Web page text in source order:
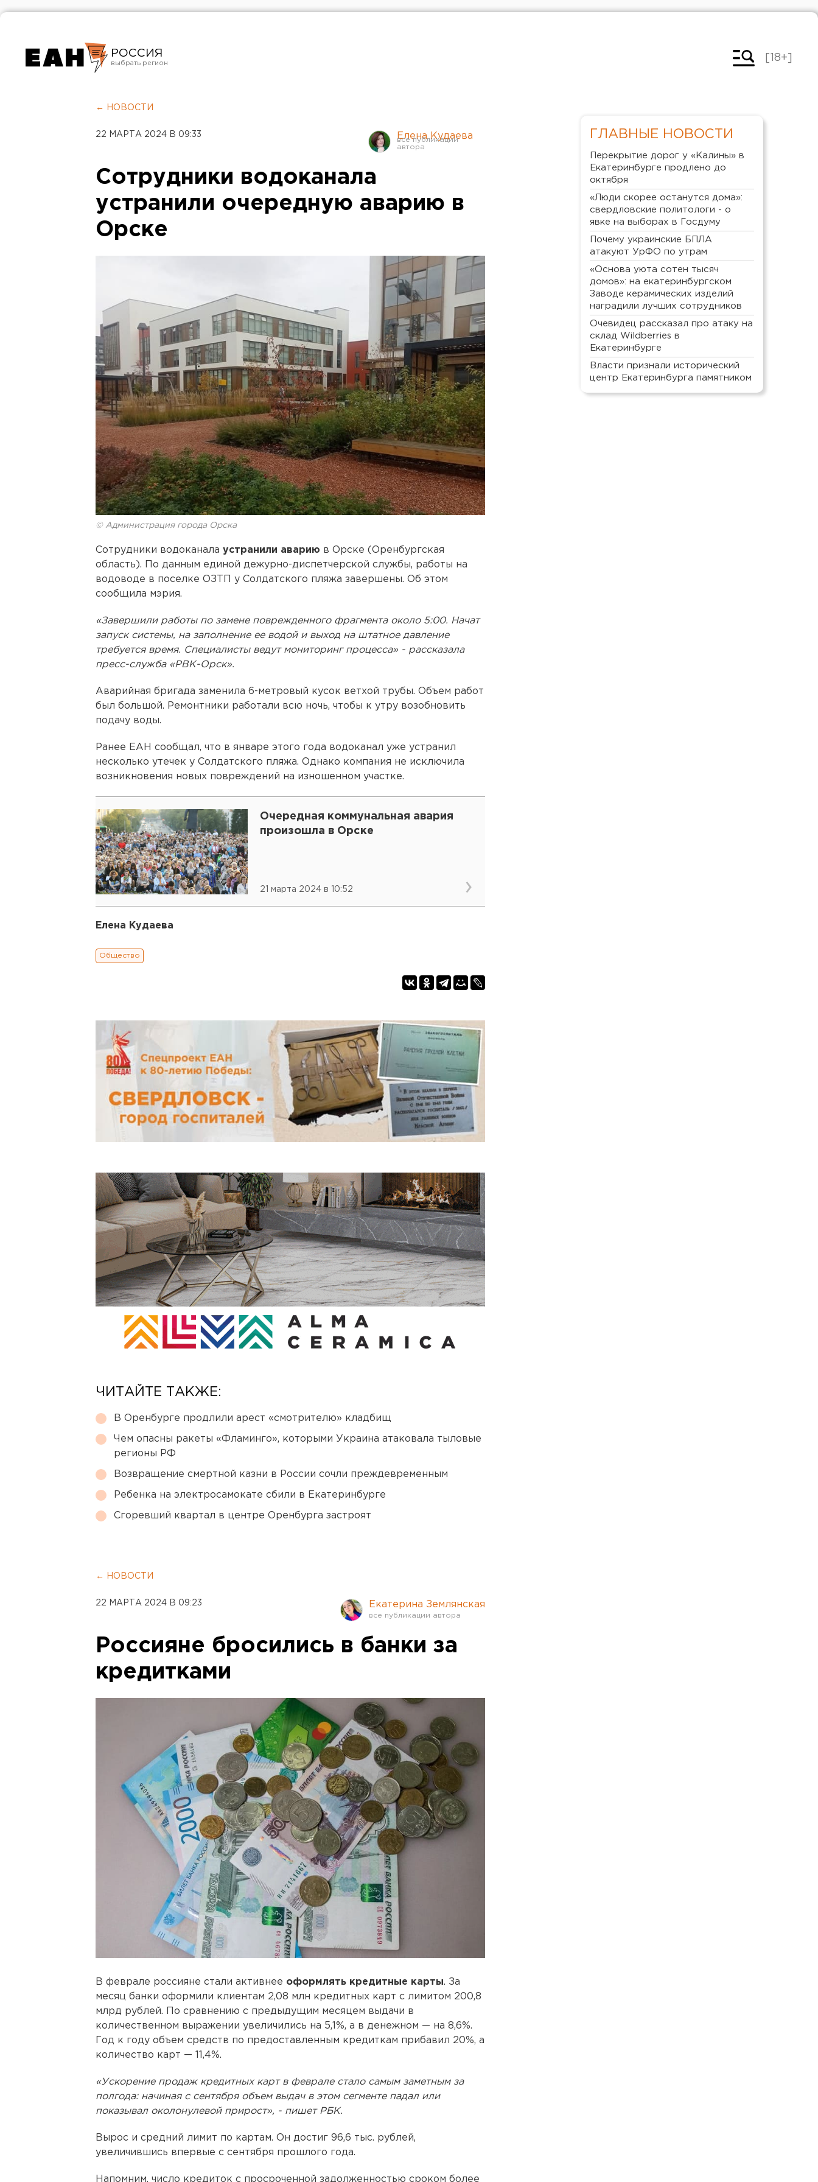
РОССИЯ
Челябинск
[18+]
← НОВОСТИ
22 МАРТА 2024 В 09:33 Елена Кудаева
Сотрудники водоканала
устранили очередную аварию в
Орске
© Администрация города Орска
Сотрудники водоканала устранили аварию в Орске (Оренбургская
область). По данным единой дежурно-диспетчерской службы, работы на
водоводе в поселке ОЗТП у Солдатского пляжа завершены. Об этом
сообщила мэрия.
«Завершили работы по замене поврежденного фрагмента около 5:00. Начат
запуск системы, на заполнение ее водой и выход на штатное давление
требуется время. Специалисты ведут мониторинг процесса» - рассказала
пресс-служба «РВК-Орск».
Аварийная бригада заменила 6-метровый кусок ветхой трубы. Объем работ
был большой. Ремонтники работали всю ночь, чтобы к утру возобновить
подачу воды.
Ранее ЕАН сообщал, что в январе этого года водоканал уже устранил
несколько утечек у Солдатского пляжа. Однако компания не исключила
возникновения новых повреждений на изношенном участке.
Очередная коммунальная авария
произошла в Орске
21 марта 2024 в 10:52
Елена Кудаева
Общество
ЧИТАЙТЕ ТАКЖЕ:
В Оренбурге продлили арест «смотрителю» кладбищ
Чем опасны ракеты «Фламинго», которыми Украина атаковала тыловые
регионы РФ
Возвращение смертной казни в России сочли преждевременным
Ребенка на электросамокате сбили в Екатеринбурге
Сгоревший квартал в центре Оренбурга застроят
← НОВОСТИ
22 МАРТА 2024 В 09:23 Екатерина Землянская
Россияне бросились в банки за
кредитками
В феврале россияне стали активнее оформлять кредитные карты. За
месяц банки оформили клиентам 2,08 млн кредитных карт с лимитом 200,8
млрд рублей. По сравнению с предыдущим месяцем выдачи в
количественном выражении увеличились на 5,1%, а в денежном — на 8,6%.
Год к году объем средств по предоставленным кредиткам прибавил 20%, а
количество карт — 11,4%.
«Ускорение продаж кредитных карт в феврале стало самым заметным за
полгода: начиная с сентября объем выдач в этом сегменте падал или
показывал околонулевой прирост», - пишет РБК.
Вырос и средний лимит по картам. Он достиг 96,6 тыс. рублей,
увеличившись впервые с сентября прошлого года.
Напомним, число кредиток с просроченной задолженностью сроком более
ГЛАВНЫЕ НОВОСТИ
Перекрытие дорог у «Калины» в
Екатеринбурге продлено до
октября
«Люди скорее останутся дома»:
свердловские политологи - о
явке на выборах в Госдуму
Почему украинские БПЛА
атакуют УрФО по утрам
«Основа уюта сотен тысяч
домов»: на екатеринбургском
Заводе керамических изделий
наградили лучших сотрудников
Очевидец рассказал про атаку на
склад Wildberries в
Екатеринбурге
Власти признали исторический
центр Екатеринбурга памятником